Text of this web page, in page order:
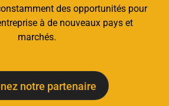
des opportunités pour
à de nouveaux pays et
marchés.
notre partenaire